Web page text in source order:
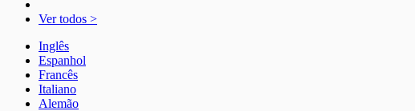
Ver todos >
Inglês
Espanhol
Francês
Italiano
Alemão